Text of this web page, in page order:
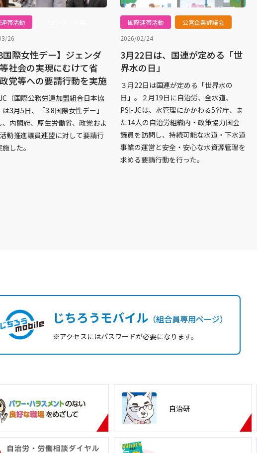
帯活動
26
国際女性デー】ジェンダ
社会の実現にむけて省
党等への要請行動を実施
（国際公務労連加盟組合日本協
3月5日、「3.8国際女性デー」
、内閣府、厚生労働省、政党およ
動推進議員連盟に対して要請行
した。
国際連帯活動
公営企業評議会
2026/02/24
3月22日は、国連が定める「世
界水の日」
３月22日は国連が定める「世界水の
日」。２月19日に自治労、全水道、
PSI-JCは、水管理にかかわる5省庁、ま
た14人の自治労組織内・政策協力国会
議員を訪問し、持続可能な水道・下水道
事業の運営と安全・安心な水資源管理を
求める要請行動を行った。
じちろうモバイル（組合員専用ページ）
※アクセスにはパスワードが必要になります。
自治研